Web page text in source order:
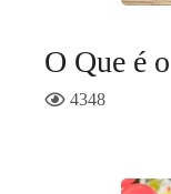
O Que é
4348